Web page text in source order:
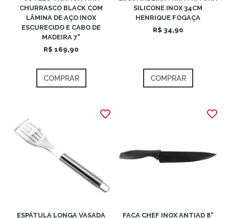
CHURRASCO BLACK COM
LÂMINA DE AÇO INOX
ESCURECIDO E CABO DE
MADEIRA 7"
R$ 169,90
COMPRAR
SILICONE INOX 34CM
HENRIQUE FOGAÇA
R$ 34,90
COMPRAR
ESPÁTULA LONGA VASADA
FACA CHEF INOX ANTIAD 8"